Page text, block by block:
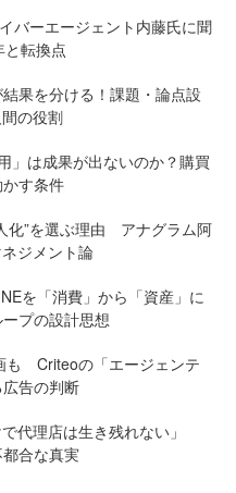
バーエージェント内藤氏に聞
と転換点
果を分ける！課題・論点設
の役割
」は成果が出ないのか？購買
す条件
化”を選ぶ理由 アナグラム阿
ジメント論
を「消費」から「資産」に
プの設計思想
も Criteoの「エージェンテ
告の判断
で代理店は生き残れない」
合な真実